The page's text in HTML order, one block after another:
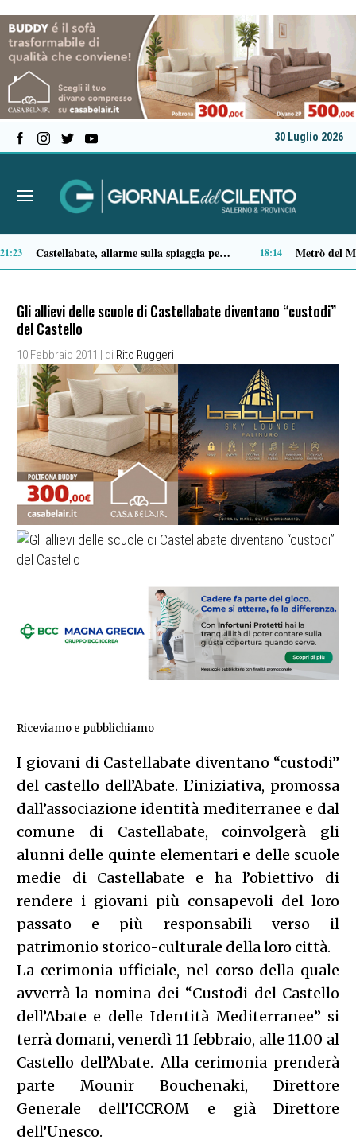
30 Luglio 2026
Tortorella celebra la Fiera di San Basilio: tra antichi mestieri, bestiame e la musica della Bandabardò 14:49 Premio Terre del Bussento, si alza il sipario: stasera Roberto Fico apre l’11ª edizione 14:35
Gli allievi delle scuole di Castellabate diventano “custodi”
del Castello
10 Febbraio 2011 | di Rito Ruggeri
Riceviamo e pubblichiamo
I giovani di Castellabate diventano “custodi”
del castello dell’Abate. L’iniziativa, promossa
dall’associazione identità mediterranee e dal
comune di Castellabate, coinvolgerà gli
alunni delle quinte elementari e delle scuole
medie di Castellabate e ha l’obiettivo di
rendere i giovani più consapevoli del loro
passato e più responsabili verso il
patrimonio storico-culturale della loro città.
La cerimonia ufficiale, nel corso della quale
avverrà la nomina dei “Custodi del Castello
dell’Abate e delle Identità Mediterranee” si
terrà domani, venerdì 11 febbraio, alle 11.00 al
Castello dell’Abate. Alla cerimonia prenderà
parte Mounir Bouchenaki, Direttore
Generale dell’ICCROM e già Direttore
dell’Unesco.